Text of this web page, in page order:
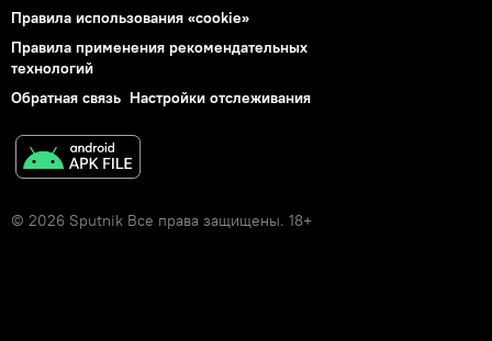
Правила использования «cookie»
Правила применения рекомендательных
технологий
Обратная связь Настройки отслеживания
© 2026 Sputnik Все права защищены. 18+